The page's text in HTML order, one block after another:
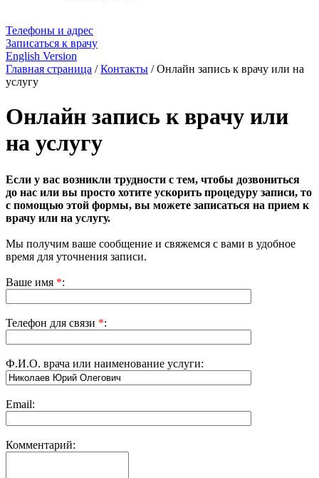
Телефоны и адрес
Записаться к врачу
English Version
Главная страница / Контакты /Онлайн запись к врачу или на
услугу
Онлайн запись к врачу или
на услугу
Если у вас возникли трудности с тем, чтобы дозвониться
до нас или вы просто хотите ускорить процедуру записи, то
с помощью этой формы, вы можете записаться на прием к
врачу или на услугу.
Мы получим ваше сообщение и свяжемся с вами в удобное
время для уточнения записи.
Ваше имя *:
Телефон для связи *:
Ф.И.О. врача или наименование услуги:
Email:
Комментарий: